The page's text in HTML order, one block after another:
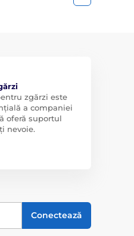
zgărzi este
a companiei
oferă suportul
nevoie.
Conectează